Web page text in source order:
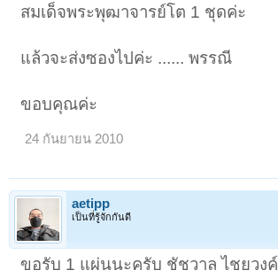
สมเด็จพระพุฒาจารย์โต 1 ชุดค่ะ
แล้วจะส่งซองไปค่ะ ...... พรรณี
ขอบคุณค่ะ
24 กันยายน 2010
aetipp
เป็นที่รู้จักกันดี
ขอรับ 1 แผ่นนะครับ ชัชวาล ไชยวงค์